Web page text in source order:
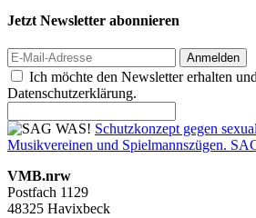
Jetzt Newsletter abonnieren
Anmelden
Ich möchte den Newsletter erhalten
Datenschutzerklärung.
Schutzkonzept gegen
Musikvereinen und Spielmannszügen.
VMB.nrw
Postfach 1129
48325 Havixbeck